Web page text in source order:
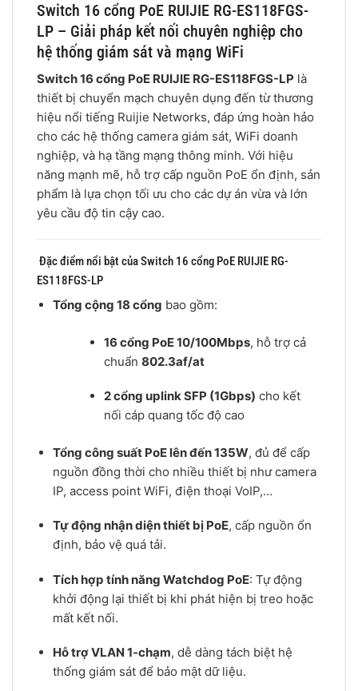
Switch 16 cổng PoE RUIJIE RG-ES118FGS-
LP – Giải pháp kết nối chuyên nghiệp cho
hệ thống giám sát và mạng WiFi
Switch 16 cổng PoE RUIJIE RG-ES118FGS-LP là
thiết bị chuyển mạch chuyên dụng đến từ thương
hiệu nổi tiếng Ruijie Networks, đáp ứng hoàn hảo
cho các hệ thống camera giám sát, WiFi doanh
nghiệp, và hạ tầng mạng thông minh. Với hiệu
năng mạnh mẽ, hỗ trợ cấp nguồn PoE ổn định, sản
phẩm là lựa chọn tối ưu cho các dự án vừa và lớn
yêu cầu độ tin cậy cao.
Đặc điểm nổi bật của Switch 16 cổng PoE RUIJIE RG-
ES118FGS-LP
Tổng cộng 18 cổng bao gồm:
16 cổng PoE 10/100Mbps, hỗ trợ cả
chuẩn802.3af/at
2 cổng uplink SFP (1Gbps) cho kết
nối cáp quang tốc độ cao
Tổng công suất PoE lên đến 135W, đủ để cấp
nguồn đồng thời cho nhiều thiết bị như camera
IP, access point WiFi, điện thoại VoIP,…
Tự động nhận diện thiết bị PoE, cấp nguồn ổn
định, bảo vệ quá tải.
Tích hợp tính năng Watchdog PoE: Tự động
khởi động lại thiết bị khi phát hiện bị treo hoặc
mất kết nối.
Hỗ trợ VLAN 1-chạm, dễ dàng tách biệt hệ
thống giám sát để bảo mật dữ liệu.